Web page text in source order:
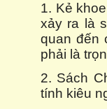
1. Kẻ
xảy ra là
quan đến
phải là
2. Sách
tính kiêu